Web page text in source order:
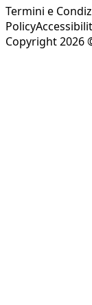
Termini e
Policy
Copyright 2026